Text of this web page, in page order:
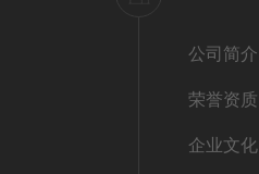
公司简介
荣誉资质
企业文化